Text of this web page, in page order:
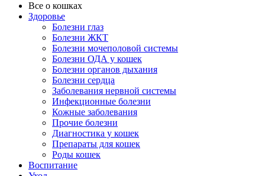
Все о кошках
Здоровье
Болезни глаз
Болезни ЖКТ
Болезни мочеполовой системы
Болезни ОДА у кошек
Болезни органов дыхания
Болезни сердца
Заболевания нервной системы
Инфекционные болезни
Кожные заболевания
Прочие болезни
Диагностика у кошек
Препараты для кошек
Роды кошек
Воспитание